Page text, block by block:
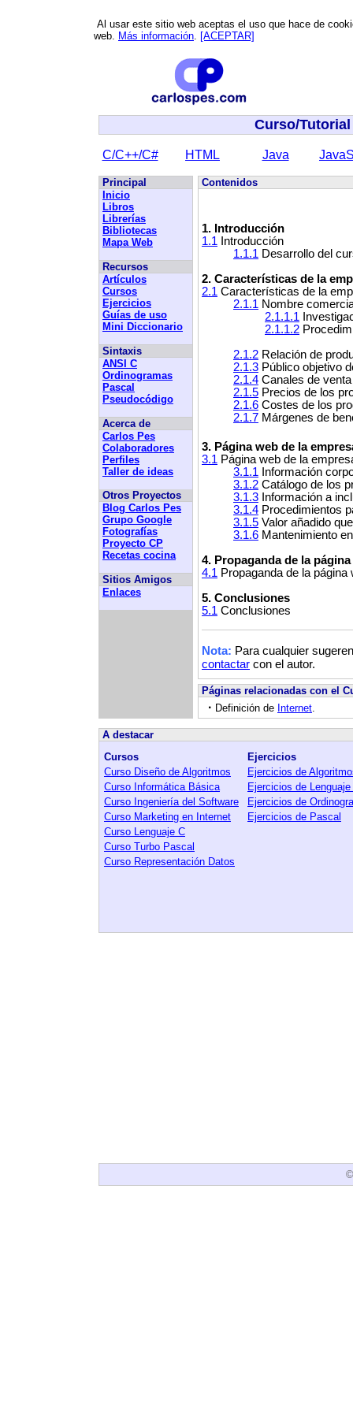
Al usar este sitio web aceptas el uso que hace de
web. Más información. [ACEPTAR]
Curso/
C/C++/C# HTML Java
Principal
Inicio
Libros
Librerías
Bibliotecas
Mapa Web
Recursos
Artículos
Cursos
Ejercicios
Guías de uso
Mini Diccionario
Sintaxis
ANSI C
Ordinogramas
Pascal
Pseudocódigo
Acerca de
Carlos Pes
Colaboradores
Perfiles
Taller de ideas
Otros Proyectos
Blog Carlos Pes
Grupo Google
Fotografías
Proyecto CP
Recetas cocina
Sitios Amigos
Enlaces
Contenidos
1. Introducción
1.1 Introducción
1.1.1 Desarrollo del
2. Características de la
2.1 Características de la
2.1.1 Nombre
2.1.1.1
2.1.1.2
2.1.2 Relación de
2.1.3 Público objetivo
2.1.4 Canales de
2.1.5 Precios de los
2.1.6 Costes de los
2.1.7 Márgenes de
3. Página web de la
3.1 Página web de la
3.1.1 Información
3.1.2 Catálogo de los
3.1.3 Información a
3.1.4 Procedimientos
3.1.5 Valor añadido
3.1.6 Mantenimiento
4. Propaganda de la
4.1 Propaganda de la página
5. Conclusiones
5.1 Conclusiones
Nota: Para cualquier
contactar con el autor.
Páginas relacionadas con el
· Definición de Internet.
A destacar
Cursos
Curso Diseño de Algoritmos
Curso Informática Básica
Curso Ingeniería del Software
Curso Marketing en Internet
Curso Lenguaje C
Curso Turbo Pascal
Curso Representación Datos
Ejercicios
Ejercicios de
Ejercicios de Lenguaje
Ejercicios de
Ejercicios de Pascal
©